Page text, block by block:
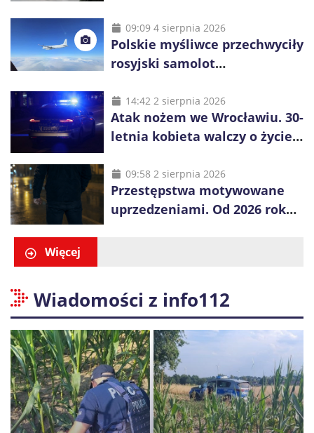
09:09 4 sierpnia 2026
Polskie myśliwce przechwyciły
rosyjski samolot
14:42 2 sierpnia 2026
Atak nożem we Wrocławiu. 30-
letnia kobieta walczy o życie,
obywatela Ukrainy
09:58 2 sierpnia 2026
Przestępstwa motywowane
uprzedzeniami. Od 2026 roku
Więcej
Wiadomości z info112